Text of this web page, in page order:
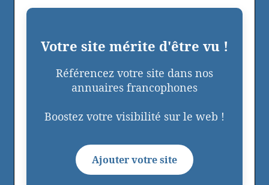
Votre site mérite d'être vu !
Référencez votre site dans nos
annuaires francophones
Boostez votre visibilité sur le web !
Ajouter votre site